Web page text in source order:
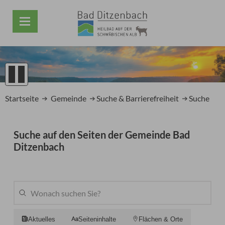
PrevNext
Startseite Gemeinde Suche & Barrierefreiheit Suche
Suche auf den Seiten der Gemeinde Bad
Ditzenbach
Aktuelles Seiteninhalte Flächen & Orte